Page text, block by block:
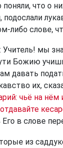
что о
подослали
либо слове,
Учитель! мы
Божию
давать
их,
чьё на нём
в слове
из